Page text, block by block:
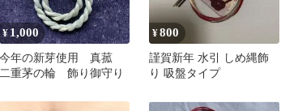
¥1,000
今年の新芽使用 真菰
二重茅の輪 飾り御守り
¥800
謹賀新年 水引 しめ縄飾
り 吸盤タイプ